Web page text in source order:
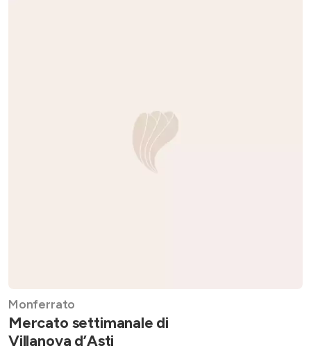
Monferrato
Mercato settimanale di
Villanova d’Asti